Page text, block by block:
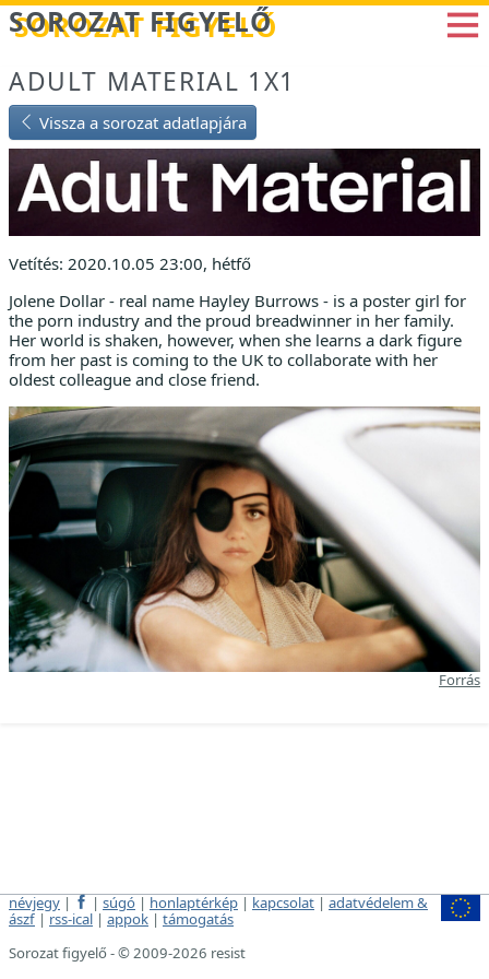
Betöltés...
SOROZAT FIGYELŐ
ADULT MATERIAL 1X1
Vissza a sorozat adatlapjára
Vetítés: 2020.10.05 23:00, hétfő
Jolene Dollar - real name Hayley Burrows - is a poster girl for
the porn industry and the proud breadwinner in her family.
Her world is shaken, however, when she learns a dark figure
from her past is coming to the UK to collaborate with her
oldest colleague and close friend.
Forrás
névjegy | | súgó | honlaptérkép | kapcsolat | adatvédelem &
ászf | rss-ical | appok | támogatás
Sorozat figyelő - © 2009-2026 resist